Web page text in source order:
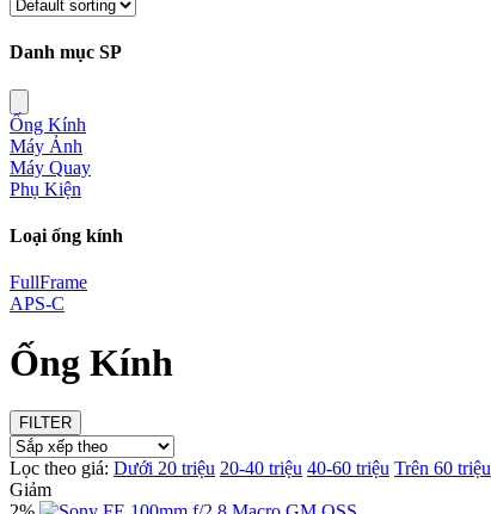
Danh mục SP
Ống Kính
Máy Ảnh
Máy Quay
Phụ Kiện
Loại ống kính
FullFrame
APS-C
Ống Kính
FILTER
Lọc theo giá: Dưới 20 triệu 20-40 triệu 40-60 triệu Trên 60 triệu
Giảm